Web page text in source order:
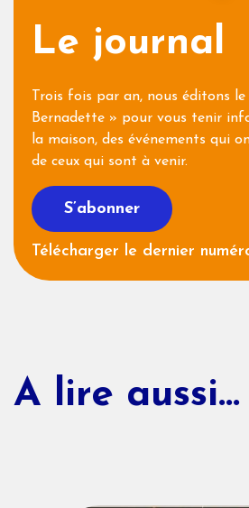
Le journal
Trois fois par an, nous éditons
Bernadette » pour vous tenir
la maison, des événements qui
de ceux qui sont à venir.
S’abonner
Télécharger le dernier
A lire aussi...